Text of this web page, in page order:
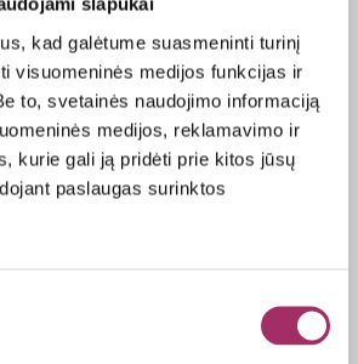
kad galėtume suasmeninti turinį
visuomeninės medijos funkcijas ir
to, svetainės naudojimo informaciją
medijos, reklamavimo ir
kurie gali ją pridėti prie kitos jūsų
paslaugas surinktos
leisti išsirinkti ir nusipirkti
vaikams galima pradėti duoti
supažindinti su mokėjimo
galimybę papildomai užsidirbti,
biudžetą, kelti taupymo tikslus,
už pinigus.
nuvertėjimą, įtraukti į biudžeto
vaikas jau turi turėti savo